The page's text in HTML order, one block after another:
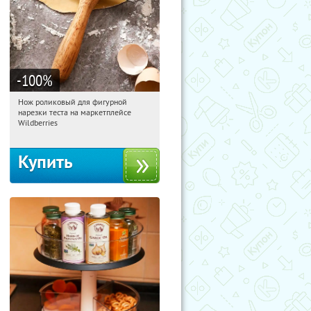
-100%
22:43:25 Получили:
Россия
Нож роликовый для фигурной
нарезки теста на маркетплейсе
Wildberries
Купить